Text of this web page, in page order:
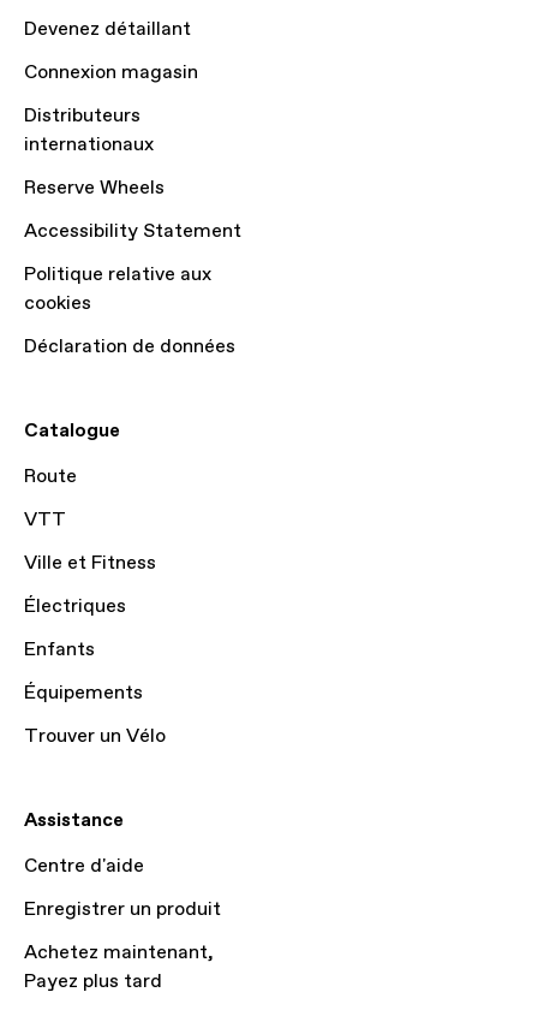
Devenez détaillant
Connexion magasin
Distributeurs
internationaux
Reserve Wheels
Accessibility Statement
Politique relative aux
cookies
Déclaration de données
Catalogue
Route
VTT
Ville et Fitness
Électriques
Enfants
Équipements
Trouver un Vélo
Assistance
Centre d'aide
Enregistrer un produit
Achetez maintenant,
Payez plus tard